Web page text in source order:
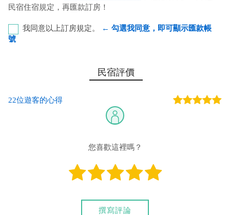
民宿住宿規定，再匯款訂房！
我同意以上訂房規定。
← 勾選我同意，即可顯示匯款帳
號
第一銀行-恆春分行 代號：007 帳號：753-50-158088 戶
您也可以利用這幾個常用的網路ATM匯款： [ 郵局ATM ]、 [彰銀
民宿評價
22位遊客的心得
您喜歡這裡嗎？
撰寫評論